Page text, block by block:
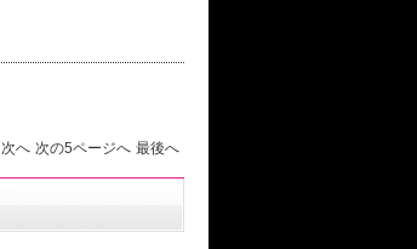
次へ 次の5ページへ 最後へ